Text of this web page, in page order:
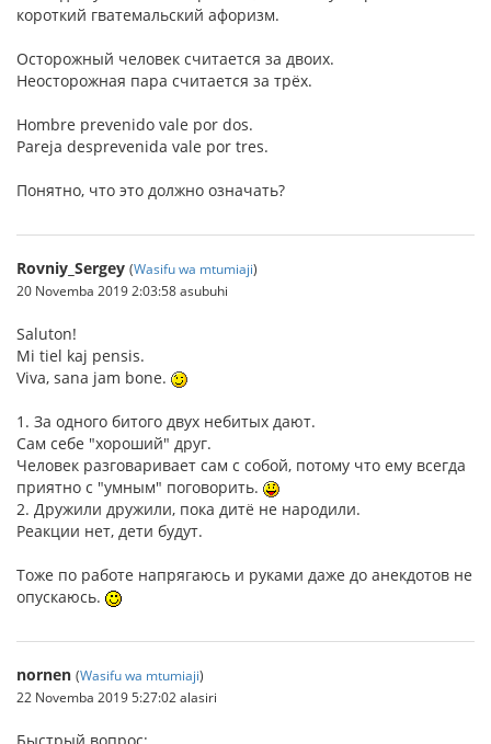
короткий гватемальский афоризм.
Осторожный человек считается за двоих.
Неосторожная пара считается за трёх.
Hombre prevenido vale por dos.
Pareja desprevenida vale por tres.
Понятно, что это должно означать?
Rovniy_Sergey (Wasifu wa mtumiaji)
20 Novemba 2019 2:03:58 asubuhi
Saluton!
Mi tiel kaj pensis.
Viva, sana jam bone.
1. За одного битого двух небитых дают.
Сам себе "хороший" друг.
Человек разговаривает сам с собой, потому что ему всегда
приятно с "умным" поговорить.
2. Дружили дружили, пока дитё не народили.
Реакции нет, дети будут.
Тоже по работе напрягаюсь и руками даже до анекдотов не
опускаюсь.
nornen (Wasifu wa mtumiaji)
22 Novemba 2019 5:27:02 alasiri